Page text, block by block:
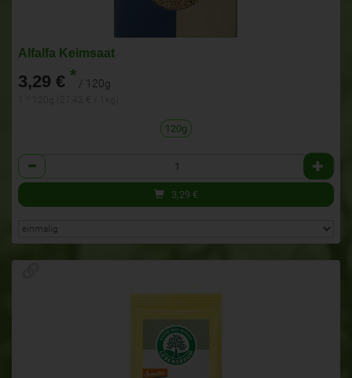
Alfalfa Keimsaat
3,29 € * / 120g
120g
Anzahl
3,29 €